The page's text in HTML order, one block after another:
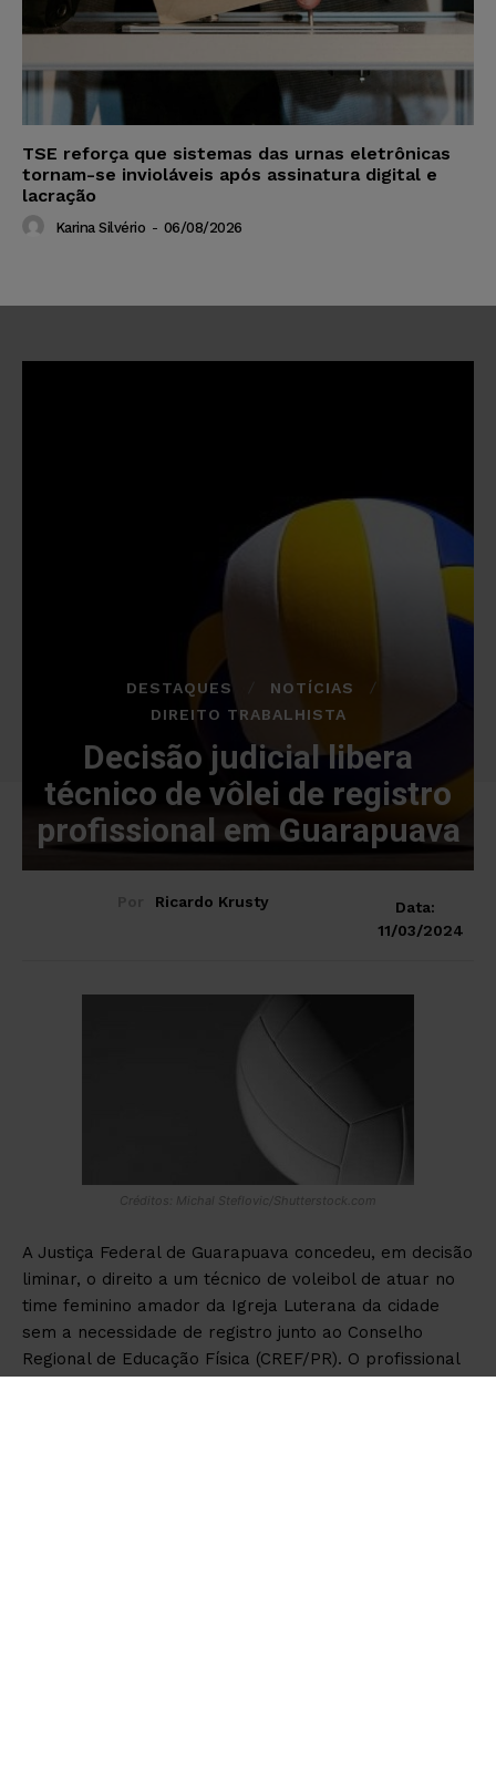
TSE reforça que sistemas das urnas eletrônicas
tornam-se invioláveis após assinatura digital e
lacração
Karina Silvério - 06/08/2026